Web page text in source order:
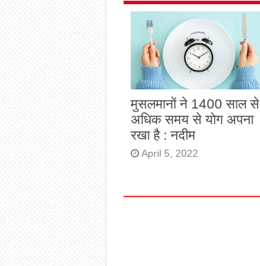
मुसलमानों ने 1400 साल से
अधिक समय से योग अपना
रखा है : नदीम
April 5, 2022